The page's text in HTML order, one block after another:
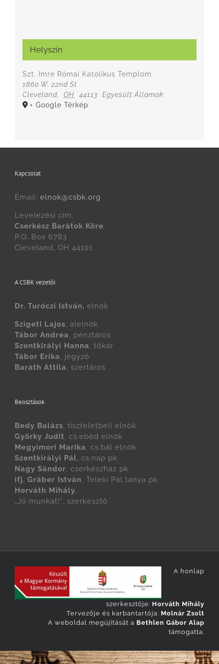
Helyszín
Szt. Imre Római Katolikus Templom
1860 W. 22nd St
Cleveland, OH 44113
Egyesült Államok
+ Google Térkép
Kapcsolat
Email: elnok@csbk.org
Levelezési cím:
Cserkész Barátok Köre
P.O. Box 6783
Cleveland, OH 44101
A CSBK vezetői
Dr. Turóczi István, elnök
Szigeti Lajos, alelnök
Tábor Andrea, pénztáros
Szentkirályi Hanna, titkár
Tábor Erika, jegyző
Baráth Attila, szertáros
Beosztások
Bedy Balázs, tiszteletbeli elnök
Györky Judit, cs.ebéd elnök
Megyimori Marika, cs.bál elnök
Szentkirályi Pál, cs.nap pk.
Nagy Sándor, cserkészház pk.
ifj. Gráber István, Teleki Pál tanya pk.
Horváth Mihály,
„Jó munkát!”, szerkesztő
A honlap
szerkesztője: Horváth Mihály
Tervezője és karbantartója: Molnár Zsolt
A weboldal megújítását a Bethlen Gábor Alap
támogatta.
English Magyar